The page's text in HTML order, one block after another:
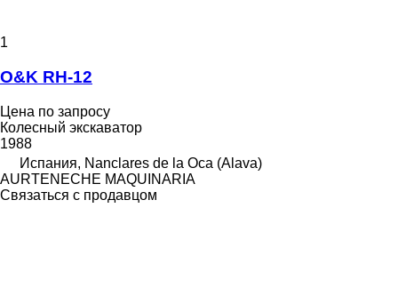
1
O&K RH-12
Цена по запросу
Колесный экскаватор
1988
Испания, Nanclares de la Oca (Alava)
AURTENECHE MAQUINARIA
Связаться с продавцом